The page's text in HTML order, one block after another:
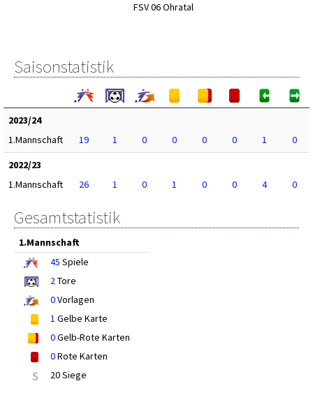
FSV 06 Ohratal
Saisonstatistik
2023/24
1.Mannschaft
19 1 0 0 0 0 1
0
2022/23
1.Mannschaft
26 1 0 1 0 0 4 0
Gesamtstatistik
1.Mannschaft
45 Spiele
2Tore
0Vorlagen
1 Gelbe Karte
0Gelb-Rote Karten
0Rote Karten
S 20 Siege